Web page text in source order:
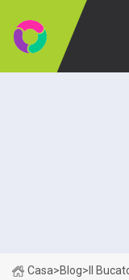
Casa>Blog> Il